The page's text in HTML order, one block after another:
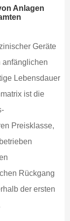
Anlagen
Geräte
anfänglichen
Lebensdauer
ist die
Preisklasse,
Rückgang
der ersten